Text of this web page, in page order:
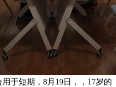
于短期，8月19日，，17岁的